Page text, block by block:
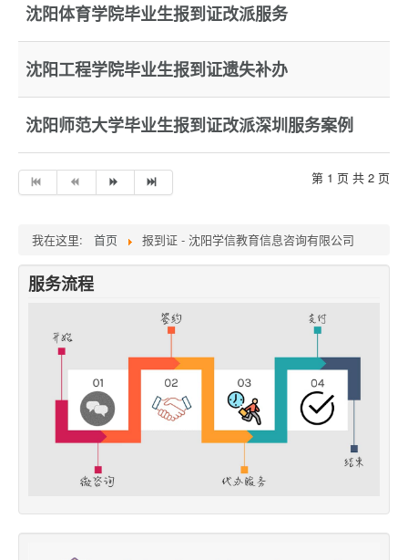
沈阳体育学院毕业生报到证改派服务
沈阳工程学院毕业生报到证遗失补办
沈阳师范大学毕业生报到证改派深圳服务案例
第 1 页 共 2 页
我在这里: 首页 报到证 - 沈阳学信教育信息咨询有限公司
服务流程